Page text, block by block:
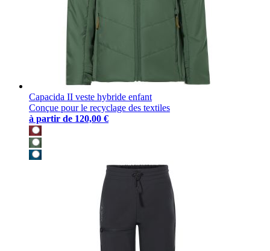
Capacida II veste hybride enfant
Conçue pour le recyclage des textiles
à partir de 120,00 €